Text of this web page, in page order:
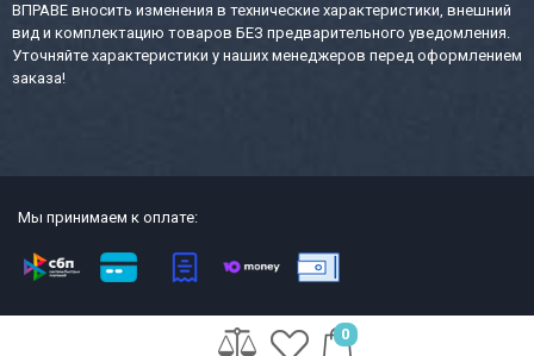
0
ВПРАВЕ вносить изменения в технические характеристики, внешний
вид и комплектацию товаров БЕЗ предварительного уведомления.
Уточняйте характеристики у наших менеджеров перед оформлением
заказа!
Мы принимаем к оплате:
2013-2026 СТР интернет-магазин сейфов и металлической офисной
мебели